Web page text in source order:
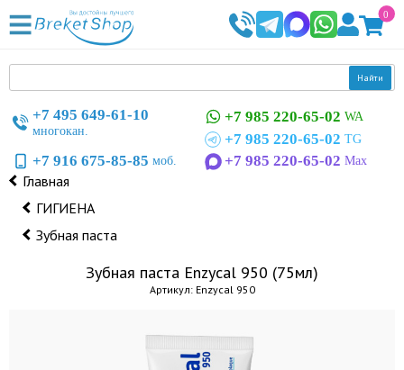
0
Найти
+7 495 649-61-10
многокан.
+7 916 675-85-85 моб.
+7 985 220-65-02 WA
+7 985 220-65-02 TG
+7 985 220-65-02 Max
Главная
ГИГИЕНА
Зубная паста
Зубная паста Enzycal 950 (75мл)
Артикул: Enzycal 950